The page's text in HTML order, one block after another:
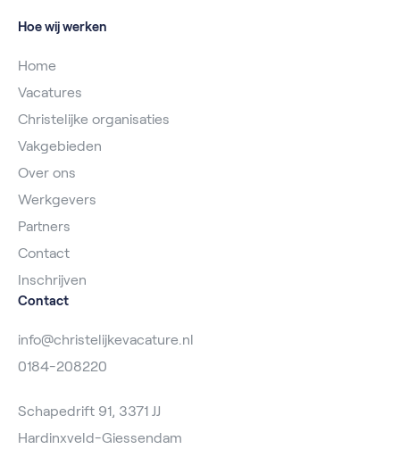
Hoe wij werken
Home
Vacatures
Christelijke organisaties
Vakgebieden
Over ons
Werkgevers
Partners
Contact
Inschrijven
Contact
info@christelijkevacature.nl
0184-208220
Schapedrift 91, 3371 JJ
Hardinxveld-Giessendam